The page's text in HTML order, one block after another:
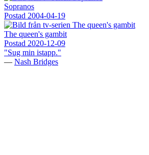
Sopranos
Postad 2004-04-19
The queen's gambit
Postad 2020-12-09
"Sug min istapp."
— Nash Bridges